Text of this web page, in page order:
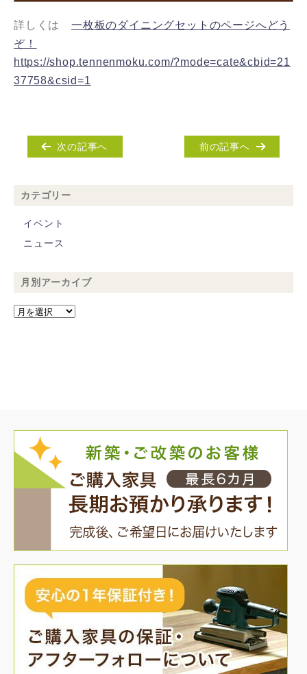
詳しくは 一枚板のダイニングセットのページへどう
ぞ！
https://shop.tennenmoku.com/?mode=cate&cbid=21
37758&csid=1
次の記事へ 前の記事へ
カテゴリー
イベント
ニュース
月別アーカイブ